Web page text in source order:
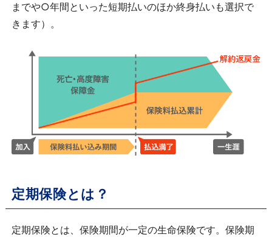
までや○年間といった短期払いのほか終身払いも選択で
きます）。
定期保険とは？
定期保険とは、保険期間が一定の生命保険です。保険期